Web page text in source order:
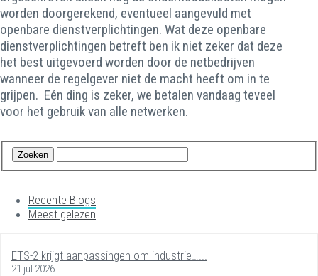
worden doorgerekend, eventueel aangevuld met
openbare dienstverplichtingen. Wat deze openbare
dienstverplichtingen betreft ben ik niet zeker dat deze
het best uitgevoerd worden door de netbedrijven
wanneer de regelgever niet de macht heeft om in te
grijpen. Eén ding is zeker, we betalen vandaag teveel
voor het gebruik van alle netwerken.
Recente Blogs
Meest gelezen
ETS-2 krijgt aanpassingen om industrie…...
21 jul 2026